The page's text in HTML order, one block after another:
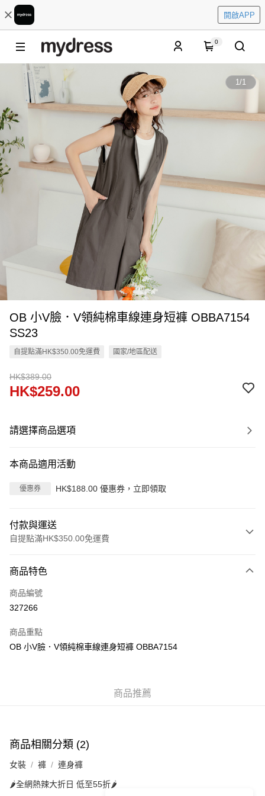
開啟APP
0
1/1
OB 小V臉．V領純棉車線連身短褲 OBBA7154
SS23
自提點滿HK$350.00免運費 國家/地區配送
HK$389.00
HK$259.00
請選擇商品選項
本商品適用活動
優惠券 HK$188.00 優惠券，立即領取
付款與運送
自提點滿HK$350.00免運費
信用卡
Apple Pay
PayMe
付款後順豐站及營業點
每筆HK$40.00，滿HK$350.00或以上免運費
付款後順豐合作便利店
商品特色
商品編號
327266
商品重點
OB 小V臉．V領純棉車線連身短褲 OBBA7154
商品推薦
商品相關分類 (2)
女裝 褲 連身褲
🌶️全網熱辣大折日 低至55折🌶️